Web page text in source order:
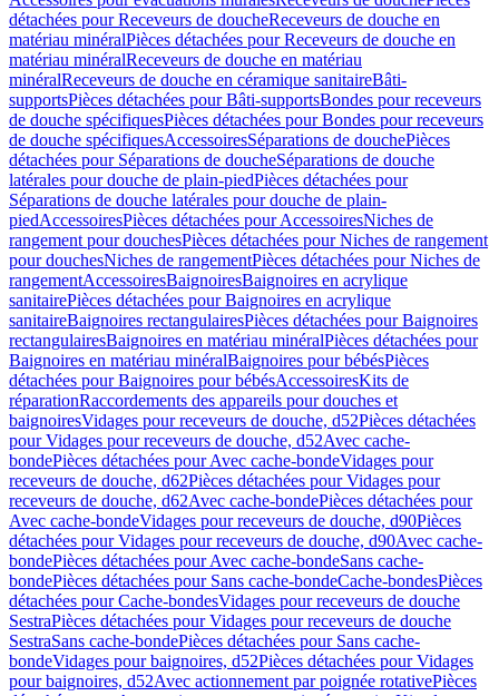
détachées pour Receveurs de doucheReceveurs de douche en
matériau minéralPièces détachées pour Receveurs de douche en
matériau minéralReceveurs de douche en matériau
minéralReceveurs de douche en céramique sanitaireBâti-
supportsPièces détachées pour Bâti-supportsBondes pour receveurs
de douche spécifiquesPièces détachées pour Bondes pour receveurs
de douche spécifiquesAccessoiresSéparations de douchePièces
détachées pour Séparations de doucheSéparations de douche
latérales pour douche de plain-piedPièces détachées pour
Séparations de douche latérales pour douche de plain-
piedAccessoiresPièces détachées pour AccessoiresNiches de
rangement pour douchesPièces détachées pour Niches de rangement
pour douchesNiches de rangementPièces détachées pour Niches de
rangementAccessoiresBaignoiresBaignoires en acrylique
sanitairePièces détachées pour Baignoires en acrylique
sanitaireBaignoires rectangulairesPièces détachées pour Baignoires
rectangulairesBaignoires en matériau minéralPièces détachées pour
Baignoires en matériau minéralBaignoires pour bébésPièces
détachées pour Baignoires pour bébésAccessoiresKits de
réparationRaccordements des appareils pour douches et
baignoiresVidages pour receveurs de douche, d52Pièces détachées
pour Vidages pour receveurs de douche, d52Avec cache-
bondePièces détachées pour Avec cache-bondeVidages pour
receveurs de douche, d62Pièces détachées pour Vidages pour
receveurs de douche, d62Avec cache-bondePièces détachées pour
Avec cache-bondeVidages pour receveurs de douche, d90Pièces
détachées pour Vidages pour receveurs de douche, d90Avec cache-
bondePièces détachées pour Avec cache-bondeSans cache-
bondePièces détachées pour Sans cache-bondeCache-bondesPièces
détachées pour Cache-bondesVidages pour receveurs de douche
SestraPièces détachées pour Vidages pour receveurs de douche
SestraSans cache-bondePièces détachées pour Sans cache-
bondeVidages pour baignoires, d52Pièces détachées pour Vidages
pour baignoires, d52Avec actionnement par poignée rotativePièces